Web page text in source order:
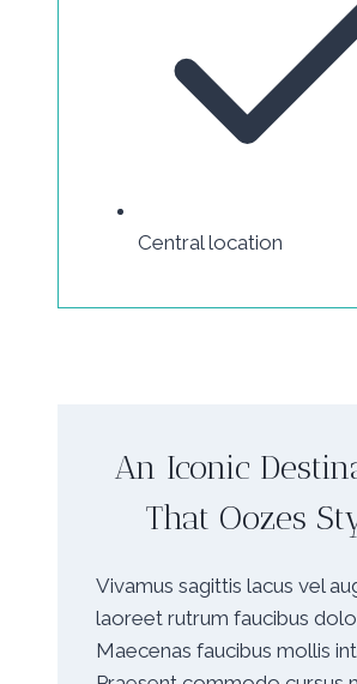
Central location
An Iconic
That Oozes
Vivamus sagittis lacus vel
laoreet rutrum faucibus
Maecenas faucibus mollis